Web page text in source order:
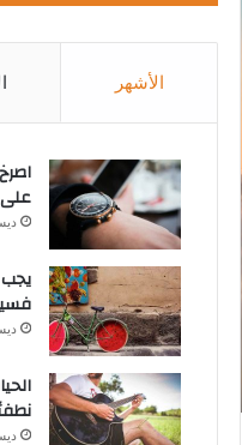
الأشهر
يجب